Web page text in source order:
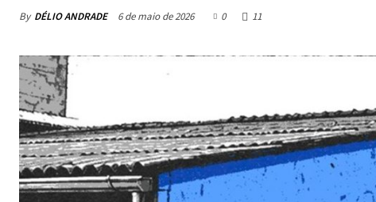
By DÉLIO ANDRADE 6 de maio de 2026 0 11